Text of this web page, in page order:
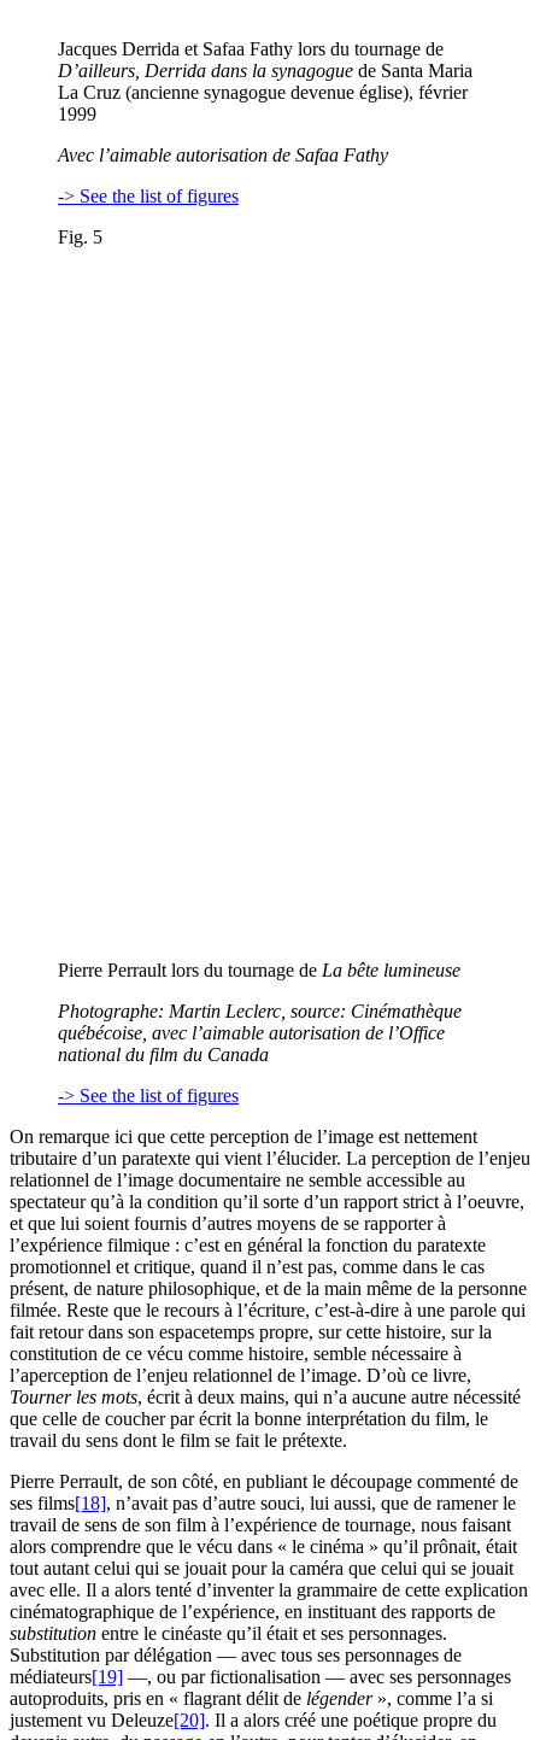
Jacques Derrida et Safaa Fathy lors du tournage de
D’ailleurs, Derrida dans la synagogue de Santa Maria
La Cruz (ancienne synagogue devenue église), février
1999
Avec l’aimable autorisation de Safaa Fathy
-> See the list of figures
Fig. 5
Pierre Perrault lors du tournage de La bête lumineuse
Photographe: Martin Leclerc, source: Cinémathèque
québécoise, avec l’aimable autorisation de l’Office
national du film du Canada
-> See the list of figures
On remarque ici que cette perception de l’image est nettement
tributaire d’un paratexte qui vient l’élucider. La perception de l’enjeu
relationnel de l’image documentaire ne semble accessible au
spectateur qu’à la condition qu’il sorte d’un rapport strict à l’oeuvre,
et que lui soient fournis d’autres moyens de se rapporter à
l’expérience filmique : c’est en général la fonction du paratexte
promotionnel et critique, quand il n’est pas, comme dans le cas
présent, de nature philosophique, et de la main même de la personne
filmée. Reste que le recours à l’écriture, c’est-à-dire à une parole qui
fait retour dans son espacetemps propre, sur cette histoire, sur la
constitution de ce vécu comme histoire, semble nécessaire à
l’aperception de l’enjeu relationnel de l’image. D’où ce livre,
Tourner les mots, écrit à deux mains, qui n’a aucune autre nécessité
que celle de coucher par écrit la bonne interprétation du film, le
travail du sens dont le film se fait le prétexte.
Pierre Perrault, de son côté, en publiant le découpage commenté de
ses films[18], n’avait pas d’autre souci, lui aussi, que de ramener le
travail de sens de son film à l’expérience de tournage, nous faisant
alors comprendre que le vécu dans « le cinéma » qu’il prônait, était
tout autant celui qui se jouait pour la caméra que celui qui se jouait
avec elle. Il a alors tenté d’inventer la grammaire de cette explication
cinématographique de l’expérience, en instituant des rapports de
substitution entre le cinéaste qu’il était et ses personnages.
Substitution par délégation — avec tous ses personnages de
médiateurs[19] —, ou par fictionalisation — avec ses personnages
autoproduits, pris en « flagrant délit de légender», comme l’a si
justement vu Deleuze[20]. Il a alors créé une poétique propre du